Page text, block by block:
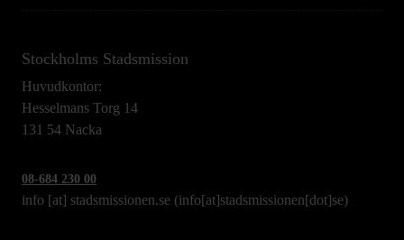
Stockholms Stadsmission
Huvudkontor:
Hesselmans Torg 14
131 54 Nacka
08-684 230 00
info [at] stadsmissionen.se (info[at]stadsmissionen[dot]se)